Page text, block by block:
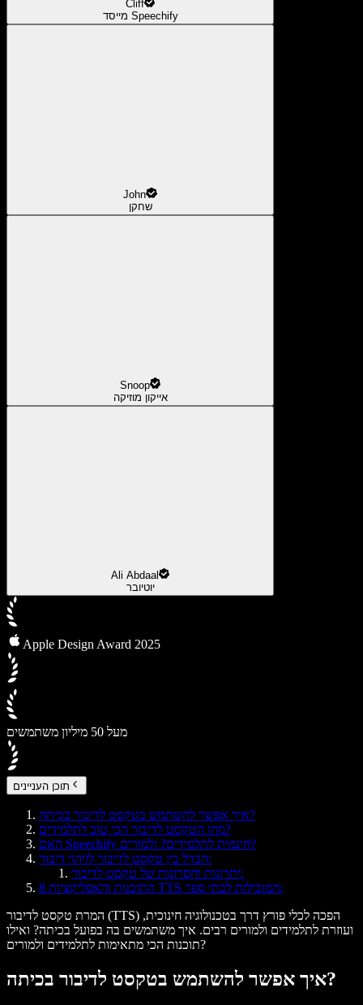
Cliff
מייסד Speechify
John
שחקן
Snoop
אייקון מוזיקה
Ali Abdaal
יוטיובר
Apple Design Award 2025
מעל 50 מיליון משתמשים
תוכן העניינים
איך אפשר להשתמש בטקסט לדיבור בכיתה?
מהו הטקסט לדיבור הכי טוב לתלמידים?
האם Speechify חינמית לתלמידים? ולמורים?
הבדל בין טקסט לדיבור לזיהוי דיבור:
יתרונות וחסרונות של טקסט לדיבור:
8 התוכנות והאפליקציות TTS המובילות לבתי ספר:
המרת טקסט לדיבור (TTS) הפכה לכלי פורץ דרך בטכנולוגיה חינוכית,
ועוזרת לתלמידים ולמורים רבים. איך משתמשים בה בפועל בכיתה? ואילו
תוכנות הכי מתאימות לתלמידים ולמורים?
איך אפשר להשתמש בטקסט לדיבור בכיתה?